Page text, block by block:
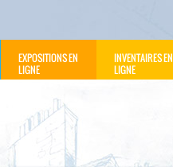
EXPOSITIONS EN
LIGNE
INVENTAIRES EN
LIGNE